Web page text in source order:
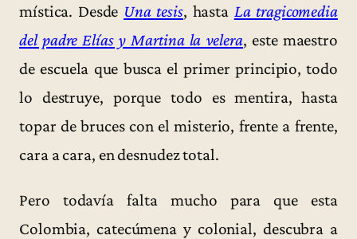
mística. Desde Una tesis, hasta La tragicomedia
del padre Elías y Martina la velera, este maestro
de escuela que busca el primer principio, todo
lo destruye, porque todo es mentira, hasta
topar de bruces con el misterio, frente a frente,
cara a cara, en desnudez total.
Pero todavía falta mucho para que esta
Colombia, catecúmena y colonial, descubra a